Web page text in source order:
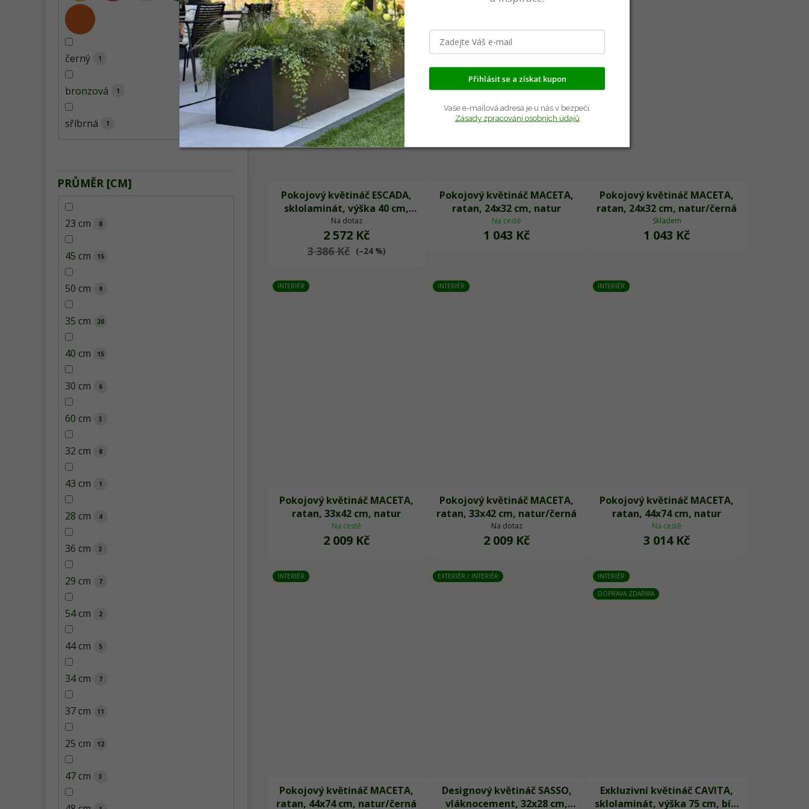
černý 1
bronzová 1
sříbrná 1
PRŮMĚR [CM]
23 cm 8
45 cm 15
50 cm 9
35 cm 20
40 cm 15
30 cm 6
60 cm 3
32 cm 8
43 cm 1
28 cm 4
36 cm 3
29 cm 7
54 cm 2
44 cm 5
34 cm 7
37 cm 11
25 cm 12
47 cm 3
Pokojový květináč ESCADA,
sklolaminát, výška 40 cm,
beton design
Na dotaz
2 572 Kč
3 386 Kč (–24 %)
Pokojový květináč MACETA,
ratan, 24x32 cm, natur
Na cestě
1 043 Kč
Pokojový květináč MACETA,
ratan, 24x32 cm, natur/černá
Skladem
1 043 Kč
INTERIÉR
Pokojový květináč MACETA,
ratan, 33x42 cm, natur
Na cestě
2 009 Kč
INTERIÉR
Pokojový květináč MACETA,
ratan, 33x42 cm, natur/černá
Na dotaz
2 009 Kč
INTERIÉR
Pokojový květináč MACETA,
ratan, 44x74 cm, natur
Na cestě
3 014 Kč
INTERIÉR
Pokojový květináč MACETA,
ratan, 44x74 cm, natur/černá
EXTERIÉR / INTERIÉR
Designový květináč SASSO,
vláknocement, 32x28 cm,
INTERIÉR
DOPRAVA ZDARMA
Exkluzivní květináč CAVITA,
sklolaminát, výška 75 cm, bílý
Přihlásit se a získat kupon
Vaše e-mailová adresa je u nás v bezpečí.
Zásady zpracování osobních údajů